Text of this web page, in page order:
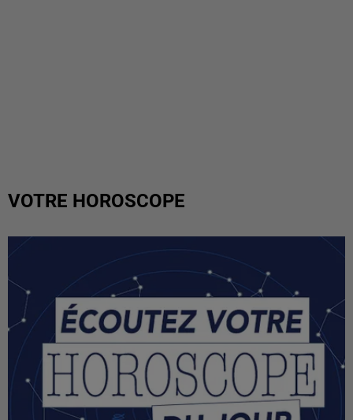
VOTRE HOROSCOPE